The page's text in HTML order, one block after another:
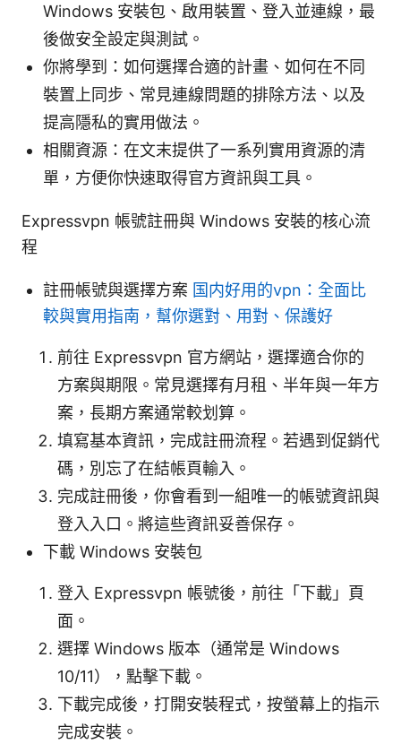
Windows 安裝包、啟用裝置、登入並連線，最
後做安全設定與測試。
你將學到：如何選擇合適的計畫、如何在不同
裝置上同步、常見連線問題的排除方法、以及
提高隱私的實用做法。
相關資源：在文末提供了一系列實用資源的清
單，方便你快速取得官方資訊與工具。
Expressvpn 帳號註冊與 Windows 安裝的核心流
程
註冊帳號與選擇方案 国内好用的vpn：全面比
較與實用指南，幫你選對、用對、保護好
前往 Expressvpn 官方網站，選擇適合你的
方案與期限。常見選擇有月租、半年與一年方
案，長期方案通常較划算。
填寫基本資訊，完成註冊流程。若遇到促銷代
碼，別忘了在結帳頁輸入。
完成註冊後，你會看到一組唯一的帳號資訊與
登入入口。將這些資訊妥善保存。
下載 Windows 安裝包
登入 Expressvpn 帳號後，前往「下載」頁
面。
選擇 Windows 版本（通常是 Windows
10/11），點擊下載。
下載完成後，打開安裝程式，按螢幕上的指示
完成安裝。